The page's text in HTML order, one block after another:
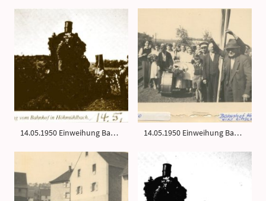
14.05.1950 Einweihung Bahnhof Höhmühlbach 14.05.1950 Einweihung Bahnhof Höhmühlbach